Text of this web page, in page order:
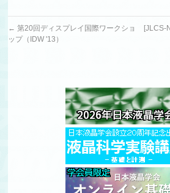
← 第20回ディスプレイ国際ワークショ
ップ（IDW '13）
[JLCS-